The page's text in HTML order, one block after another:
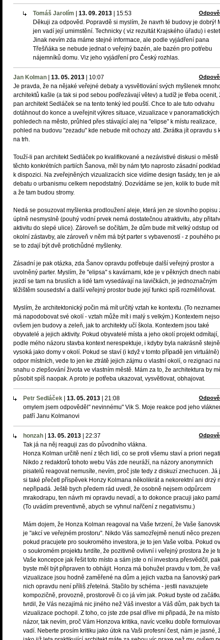
Tomáš Jarolím 13. 09. 2013 15:53
Děkuji za odpověd. Popravdě si myslím, že navrh té budovy je dobrý!
jen vadí její umimstění. Technicky ( viz rezultát Krajského úřadu) i
Jinak nevím zda máme stejné informace, ale podle vyjádření pana
Třešňáka se nebude jednat o veřejný bazén, ale bazén pro potŕebu
nájemníků domu. Viz jeho vyjádření pro Český rozhlas.
Jan Kolman 13. 05. 2013 10:07
Je pravda, že na nějaké veřejné debaty a vysvětlování svých myšlenek
architektů kašle (a tak si pod sebou podřezávají větev) a tudíž je třeba ocenit,
pan architekt Sedláček se na tento tenký led pouští. Chce to ale tuto odvahu
dotáhnout do konce a uveřejnit výkres situace, vizualizace v panoramatických
pohledech na město, průhled přes stávající alej na "elipse" k místu realizace,
pohled na budovu "zezadu" kde nebude mít ochozy atd. Zkrátka jít opravdu s
na trh.
Touží-li pan architekt Sedláček po kvalifikované a nezávistivé diskusi o městě
těchto konkrétních partiích Šanova, měl by nám tyto naprosto zásadní
k dispozici. Na zveřejněných vizualizacích sice vidíme design fasády, ten je
debatu o urbanismu celkem nepodstatný. Dozvídáme se jen, kolik to bude
a že tam budou stromy.
Nedá se posuzovat myšlenka prodloužení aleje, která jen ze slovního popisu
úplně nesmyslně (pouhý vodní prvek nemá dostatečnou atraktivitu, aby
aktivitu do slepé ulice). Zároveň se dočítám, že dům bude mít velký odstup od
okolní zástavby, ale zároveň v něm má být parter s vybaveností - z pouhého
se to zdají být dvě protichůdné myšlenky.
Zásadní je pak otázka, zda Šanov opravdu potřebuje další veřejný prostor a
uvolněný parter. Myslím, že "elipsa" s kavárnami, kde je v pěkných dnech
jezdí se tam na bruslích a lidé tam vysedávají na lavičkách, je jednoznačným
těžištěm sousedství a další veřejný prostor bude její funkci spíš rozmělňovat.
Myslím, že architektonický počin má mít určitý vztah ke kontextu. (To
má napodobovat své okolí - vztah může mít i malý s velkým.) Kontextem
ovšem jen budovy a zeleň, jak to architekty učí škola. Kontextem jsou také
obyvatelé a jejich aktivity. Pokud obyvatelé místa a jeho okolí projekt odmítají,
podle mého názoru stavba kontext nerespektuje, i kdyby byla nakrásně stejně
vysoká jako domy v okolí. Pokud se staví (i když v tomto případě jen
odpor místních, vede to jen ke ztrátě jejich zájmu o vlastní okolí, o rezignaci
snahu o zlepšování života ve vlastním městě. Mám za to, že architektura by
působit spíš naopak. A proto je potřeba ukazovat, vysvětlovat, obhajovat.
Petr Sedláček 13. 05. 2013 21:08
omylem jsem odpověděl" nevinnému" Vik S. Moje reakce pod jeho
patří Janu Kolmanovi
honzah 13. 05. 2013 22:37
Tak já na něj reaguji zas do původního vlákna.
Honza Kolman určitě není z těch lidí, co se proti všemu staví a priori
Nikdo z redaktorů tohoto webu Vás zde neuráží, na názory anonymních
pisatelů reagovat nemusíte, nevím, proč jste tedy z diskuzí znechucen. Já
si také přečetl příspěvek Honzy Kolmana několikrát a nekorektní ani drzý
nepřipadá. Ještě bych předem rád uvedl, že osobně nejsem odpůrcem
mrakodrapu, ten návrh mi opravdu nevadí, a to dokonce pracuji jako
(To uvádím preventivně, abych se vyhnul nařčení z negativismu.)
Mám dojem, že Honza Kolman reagoval na Vaše tvrzení, že Vaše
je "akcí ve veřejném prostoru". Nikdo Vás samozřejmě nenutí něco
pokud pracujete pro soukromého investora, je to jen Vaše volba. Pokud
o soukromém projektu tvrdíte, že pozitivně ovlivní i veřejný prostora že je
Vaše koncepce jak řešit toto místo a sám jste o ní investora přesvědčil, pak
byste měl být připraven to obhájit. Honza má bohužel pravdu v tom, že
vizualizace jsou hodně zaměřené na dům a jejich vazba na šanovský
nich opravdu není příliš zřetelná. Stačilo by schéma - jestli navazujete
kompozičně, provozně, prostorově či co já vím jak. Pokud byste od
tvrdil, že Vás nezajímá nic jiného než Váš investor a Váš dům, pak bych
vizualizace pochopil. Z toho, co jste zde psal dříve mi připadá, že na
názor, tak nevím, proč Vám Honzova kritika, navíc vcelku dobře
vadí. Neberte prosím kritiku jako útok na Vaši profesní čest, nám je jasné,